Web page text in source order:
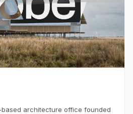
architecture office founded